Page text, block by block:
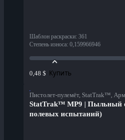
Шаблон раскраски: 361
Степень износа: 0,159966946
0,48 $ Купить
Пистолет-пулемёт, StatTrak™,
StatTrak™ MP9 | Пыльный
полевых испытаний)